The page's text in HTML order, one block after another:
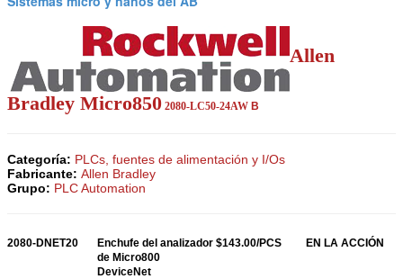
Allen
Bradley Micro850 2080-LC50-24AW B
Categoría: PLCs, fuentes de alimentación y I/Os
Fabricante: Allen Bradley
Grupo: PLC Automation
2080-DNET20
Enchufe del analizador
de Micro800
DeviceNet
$143.00/PCS EN LA ACCIÓN